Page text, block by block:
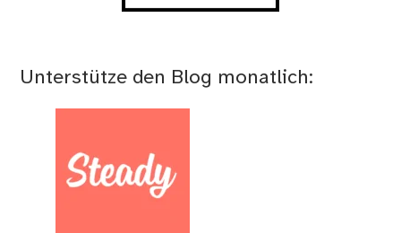
Unterstütze den Blog monatlich: